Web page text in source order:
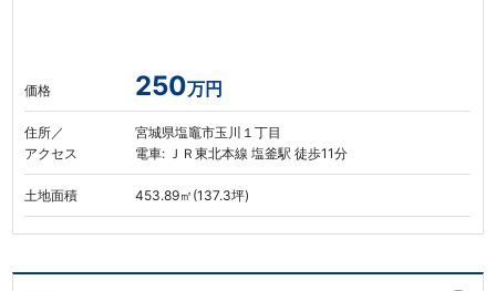
価格 250万円
住所／
アクセス
宮城県塩竈市玉川１丁目
電車: ＪＲ東北本線 塩釜駅 徒歩11分
土地面積 453.89㎡(137.3坪)